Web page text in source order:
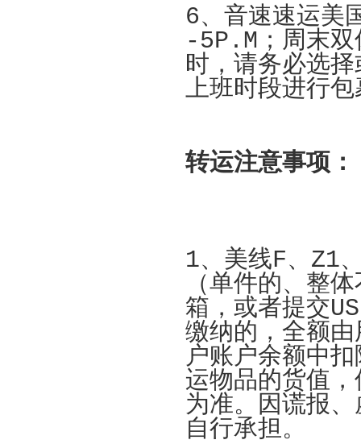
6、音速速运美
-5P.M；周末双
时，请务必选
上班时段进行
转运注意事项：
1、美线F、 Z1
（单件的、整
箱，或者提交
缴纳的，全额
户账户余额中扣
运物品的货值
为准。
因谎报
自行承担。